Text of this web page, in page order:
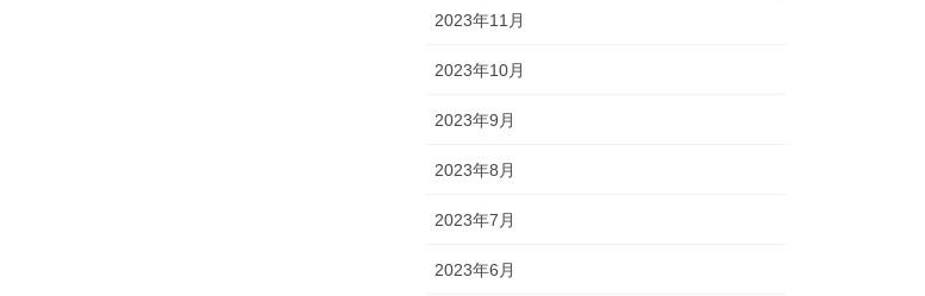
2023年11月
2023年10月
2023年9月
2023年8月
2023年7月
2023年6月